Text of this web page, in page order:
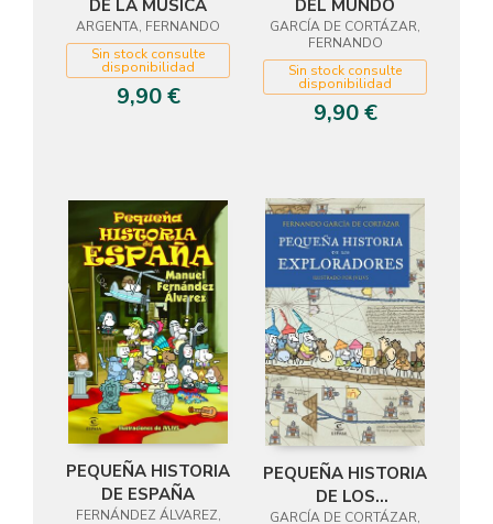
DE LA MÚSICA
ARGENTA, FERNANDO
Sin stock consulte
disponibilidad
9,90 €
DEL MUNDO
GARCÍA DE CORTÁZAR,
FERNANDO
Sin stock consulte
disponibilidad
9,90 €
PEQUEÑA HISTORIA
DE ESPAÑA
FERNÁNDEZ ÁLVAREZ,
PEQUEÑA HISTORIA
DE LOS
GARCÍA DE CORTÁZAR,